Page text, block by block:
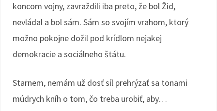
koncom vojny, zavraždili iba preto, že bol Žid,
nevládal a bol sám. Sám so svojím vrahom, ktorý
možno pokojne dožil pod krídlom nejakej
demokracie a sociálneho štátu.
Starnem, nemám už dosť síl prehrýzať sa tonami
múdrych kníh o tom, čo treba urobiť, aby…